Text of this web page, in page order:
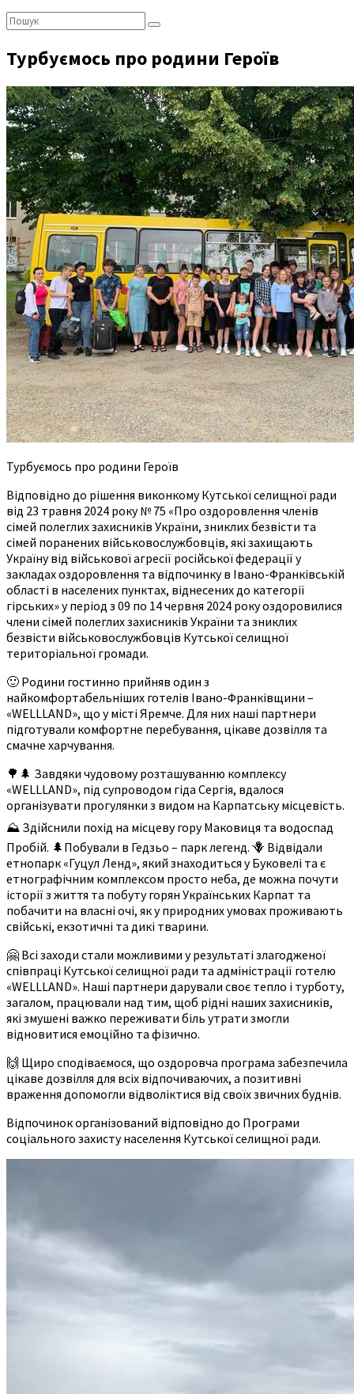
Пошук:
Турбуємось про родини Героїв
Турбуємось про родини Героїв
Відповідно до рішення виконкому Кутської селищної ради
від 23 травня 2024 року № 75 «Про оздоровлення членів
сімей полеглих захисників України, зниклих безвісти та
сімей поранених військовослужбовців, які захищають
Україну від військової агресії російської федерації у
закладах оздоровлення та відпочинку в Івано-Франківській
області в населених пунктах, віднесених до категорії
гірських» у період з 09 по 14 червня 2024 року оздоровилися
члени сімей полеглих захисників України та зниклих
безвісти військовослужбовців Кутської селищної
територіальної громади.
🙂 Родини гостинно прийняв один з
найкомфортабельніших готелів Івано-Франківщини –
«WELLLAND», що у місті Яремче. Для них наші партнери
підготували комфортне перебування, цікаве дозвілля та
смачне харчування.
🌳🌲 Завдяки чудовому розташуванню комплексу
«WELLLAND», під супроводом гіда Сергія, вдалося
організувати прогулянки з видом на Карпатську місцевість.
⛰ Здійснили похід на місцеву гору Маковиця та водоспад
Пробій. 🌲Побували в Гедзьо – парк легенд. 🪻 Відвідали
етнопарк «Гуцул Ленд», який знаходиться у Буковелі та є
етнографічним комплексом просто неба, де можна почути
історії з життя та побуту горян Українських Карпат та
побачити на власні очі, як у природних умовах проживають
свійські, екзотичні та дикі тварини.
🤗 Всі заходи стали можливими у результаті злагодженої
співпраці Кутської селищної ради та адміністрації готелю
«WELLLAND». Наші партнери дарували своє тепло і турботу,
загалом, працювали над тим, щоб рідні наших захисників,
які змушені важко переживати біль утрати змогли
відновитися емоційно та фізично.
🙌 Щиро сподіваємося, що оздоровча програма забезпечила
цікаве дозвілля для всіх відпочиваючих, а позитивні
враження допомогли відволіктися від своїх звичних буднів.
Відпочинок організований відповідно до Програми
соціального захисту населення Кутської селищної ради.